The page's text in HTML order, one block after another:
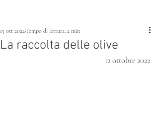
La raccolta delle olive
13 ott 2022Tempo di lettura: 2 min
12 ottobre 2022